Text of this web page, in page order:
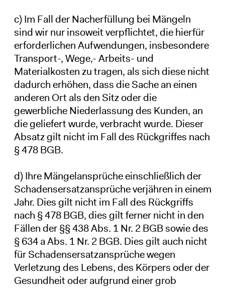
c) Im Fall der Nacherfüllung bei Mängeln
sind wir nur insoweit verpflichtet, die hierfür
erforderlichen Aufwendungen, insbesondere
Transport-, Wege,- Arbeits- und
Materialkosten zu tragen, als sich diese nicht
dadurch erhöhen, dass die Sache an einen
anderen Ort als den Sitz oder die
gewerbliche Niederlassung des Kunden, an
die geliefert wurde, verbracht wurde. Dieser
Absatz gilt nicht im Fall des Rückgriffes nach
§ 478 BGB.
d) Ihre Mängelansprüche einschließlich der
Schadensersatzansprüche verjähren in einem
Jahr. Dies gilt nicht im Fall des Rückgriffs
nach § 478 BGB, dies gilt ferner nicht in den
Fällen der §§ 438 Abs. 1 Nr. 2 BGB sowie des
§ 634 a Abs. 1 Nr. 2 BGB. Dies gilt auch nicht
für Schadensersatzansprüche wegen
Verletzung des Lebens, des Körpers oder der
Gesundheit oder aufgrund einer grob